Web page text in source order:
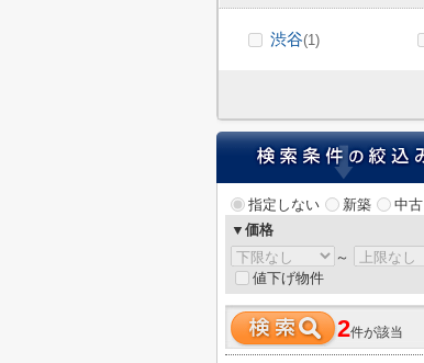
渋谷(1)
指定しない 新築
中古
▼価格
～
値下げ物件
2件が該当